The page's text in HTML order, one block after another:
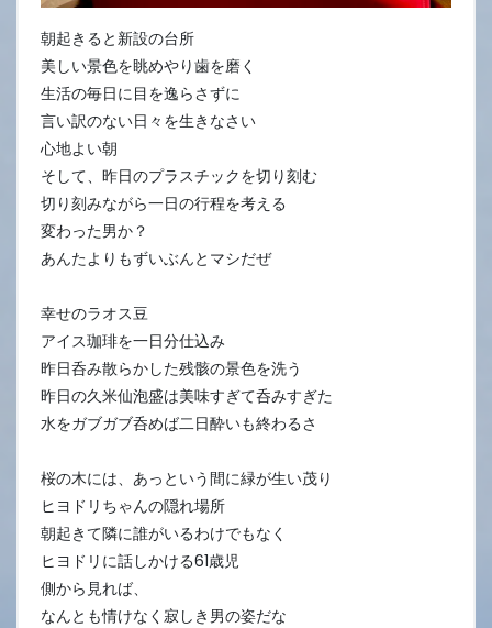
朝起きると新設の台所
美しい景色を眺めやり歯を磨く
生活の毎日に目を逸らさずに
言い訳のない日々を生きなさい
心地よい朝
そして、昨日のプラスチックを切り刻む
切り刻みながら一日の行程を考える
変わった男か？
あんたよりもずいぶんとマシだぜ
幸せのラオス豆
アイス珈琲を一日分仕込み
昨日呑み散らかした残骸の景色を洗う
昨日の久米仙泡盛は美味すぎて呑みすぎた
水をガブガブ呑めば二日酔いも終わるさ
桜の木には、あっという間に緑が生い茂り
ヒヨドリちゃんの隠れ場所
朝起きて隣に誰がいるわけでもなく
ヒヨドリに話しかける61歳児
側から見れば、
なんとも情けなく寂しき男の姿だな